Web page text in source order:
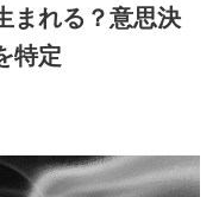
まれる？意思決
特定